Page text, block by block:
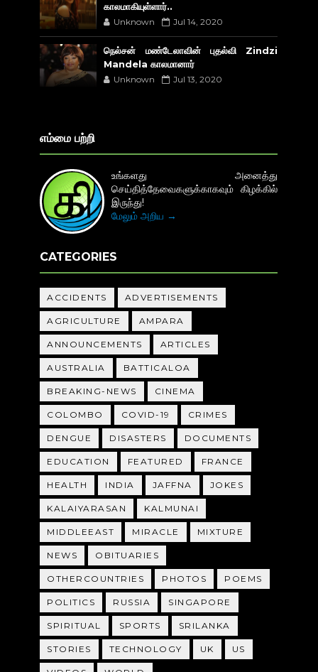
காலமாகியுள்ளார்..
Unknown Jul 14, 2020
நெல்சன் மண்டேலாவின் புதல்வி Zindzi
Mandela காலமானார்
Unknown Jul 13, 2020
எம்மை பற்றி
உங்களது அனைத்து
செய்தித்தேவைகளுக்காகவும் கிழக்கில்
இருந்து!
மேலும் அறிய →
CATEGORIES
ACCIDENTS ADVERTISEMENTS
AGRICULTURE AMPARA
ANNOUNCEMENTS ARTICLES
AUSTRALIA BATTICALOA
BREAKING-NEWS CINEMA
COLOMBO COVID-19 CRIMES
DENGUE DISASTERS DOCUMENTS
EDUCATION FEATURED FRANCE
HEALTH INDIA JAFFNA JOKES
KALAIYARASAN KALMUNAI
MIDDLEEAST MIRACLE MIXTURE
NEWS OBITUARIES
OTHERCOUNTRIES PHOTOS POEMS
POLITICS RUSSIA SINGAPORE
SPIRITUAL SPORTS SRILANKA
STORIES TECHNOLOGY UK US